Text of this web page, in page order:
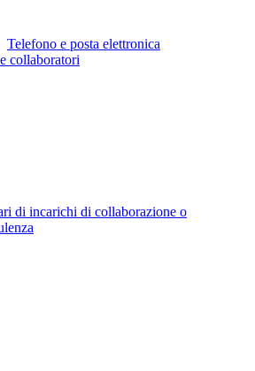
Telefono e posta elettronica
collaboratori
di incarichi di collaborazione o